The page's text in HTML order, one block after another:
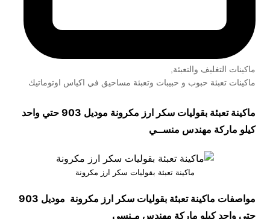
ماكينات التغليف والتعبئة,
ماكينات تعبئة حبوب و حبيبات وتعبئة مساحيق في اكياس اوتوماتيك
ماكينة تعبئة بقوليات سكر ارز مكرونة موديل 903 حتي واحد
كيلو ماركة مهندس منســي
ماكينة تعبئة بقوليات سكر ارز مكرونة
مواصفات ماكينة تعبئة بقوليات سكر ارز مكرونة
موديل 903
حتي واحد كيلو ماركة مهندس مـنسي